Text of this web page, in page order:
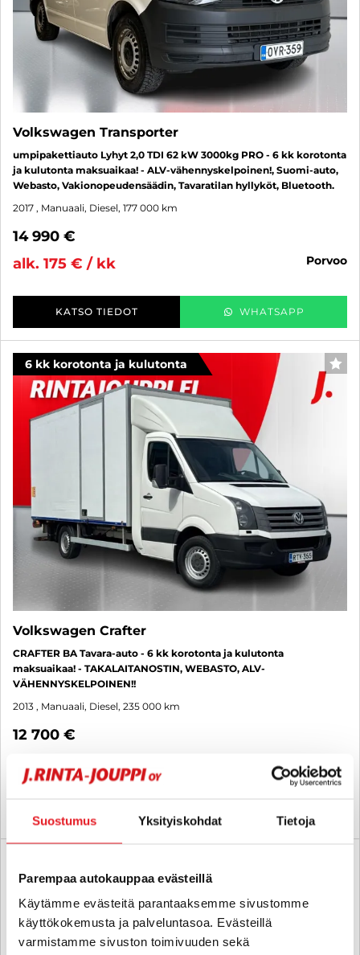
Suostumus Yksityiskohdat Tietoja
Parempaa autokauppaa evästeillä
Käytämme evästeitä parantaaksemme sivustomme
käyttökokemusta ja palveluntasoa. Evästeillä
varmistamme sivuston toimivuuden sekä
Volkswagen Transporter
umpipakettiauto Lyhyt 2,0 TDI 62 kW 3000kg PRO - 6 kk korotonta
ja kulutonta maksuaikaa! - ALV-vähennyskelpoinen!, Suomi-auto,
Webasto, Vakionopeudensäädin, Tavaratilan hyllyköt, Bluetooth.
2017 , Manuaali, Diesel, 177 000 km
14 990 €
alk. 175 € / kk
porvoo
KATSO TIEDOT WHATSAPP
6 kk korotonta ja kulutonta
Volkswagen Crafter
CRAFTER BA Tavara-auto - 6 kk korotonta ja kulutonta
maksuaikaa! - TAKALAITANOSTIN, WEBASTO, ALV-
VÄHENNYSKELPOINEN!!
2013 , Manuaali, Diesel, 235 000 km
12 700 €